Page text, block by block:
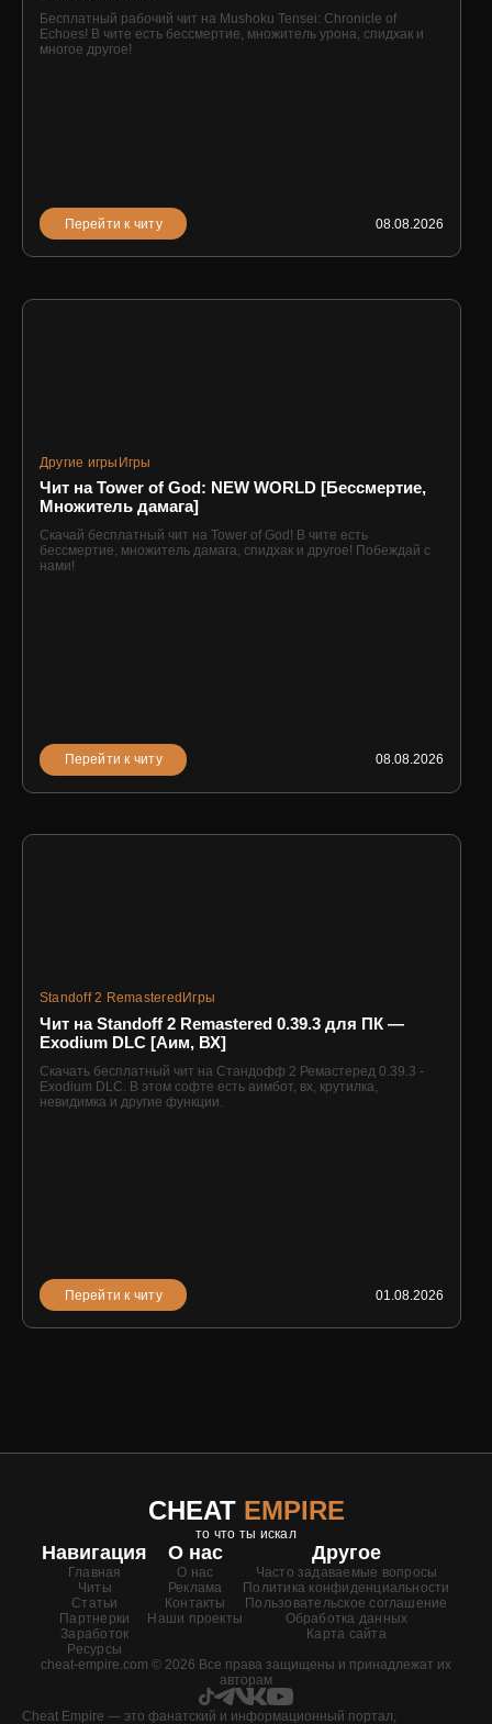
Бесплатный рабочий чит на Mushoku Tensei: Chronicle of
Echoes! В чите есть бессмертие, множитель урона, спидхак и
многое другое!
Перейти к читу 08.08.2026
Другие игры Игры
Чит на Tower of God: NEW WORLD [Бессмертие,
Множитель дамага]
Скачай бесплатный чит на Tower of God! В чите есть
бессмертие, множитель дамага, спидхак и другое! Побеждай с
нами!
Перейти к читу 08.08.2026
Standoff 2 Remastered Игры
Чит на Standoff 2 Remastered 0.39.3 для ПК —
Exodium DLC [Аим, ВХ]
Скачать бесплатный чит на Стандофф 2 Ремастеред 0.39.3 -
Exodium DLC. В этом софте есть аимбот, вх, крутилка,
невидимка и другие функции.
Перейти к читу 01.08.2026
CHEAT EMPIRE
то что ты искал
Навигация
Главная
Читы
Статьи
Партнерки
Заработок
Ресурсы
О нас
О нас
Реклама
Контакты
Наши проекты
Другое
Часто задаваемые вопросы
Политика конфиденциальности
Пользовательское соглашение
Обработка данных
Карта сайта
cheat-empire.com © 2026 Все права защищены и принадлежат их
авторам
Cheat Empire — это фанатский и информационный портал,